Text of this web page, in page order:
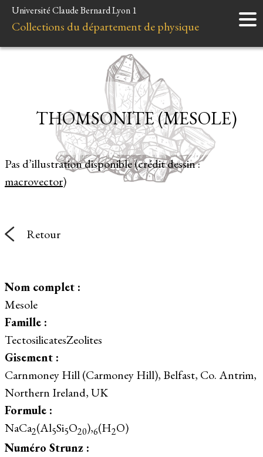
Accueil
Instruments
Liens et ressources
Université Claude Bernard Lyon 1
Collections du département de physique
Pas d’illustration disponible (crédit dessin :
macrovector)
THOMSONITE (MESOLE)
Retour
Nom complet :
Mesole
Famille :
TectosilicatesZeolites
Gisement :
Carnmoney Hill (Carmoney Hill), Belfast, Co. Antrim,
Northern Ireland, UK
Formule :
NaCa2(Al5Si5O20),6(H2O)
Numéro Strunz :